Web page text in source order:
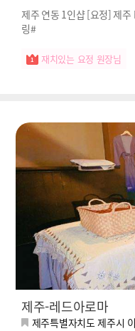
제주 연동 1인샵 [요정] 제
링#
재치있는 요정 원장님
제주-레드아로마
제주특별자치도 제주시